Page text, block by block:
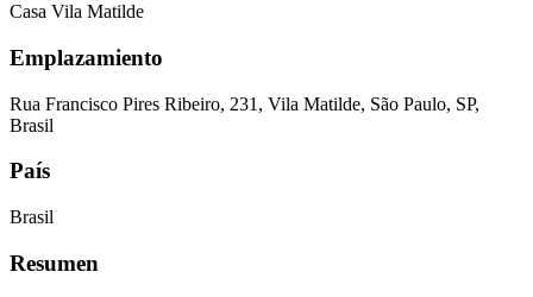
Casa Vila Matilde
Emplazamiento
Rua Francisco Pires Ribeiro, 231, Vila Matilde, São Paulo, SP,
Brasil
País
Brasil
Resumen